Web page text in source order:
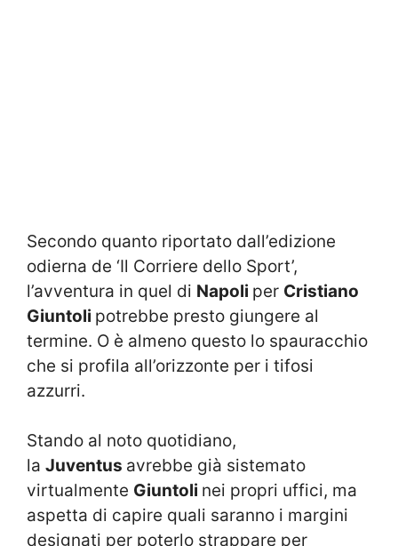
Secondo quanto riportato dall’edizione
odierna de ‘Il Corriere dello Sport’,
l’avventura in quel di Napoli per Cristiano
Giuntoli potrebbe presto giungere al
termine. O è almeno questo lo spauracchio
che si profila all’orizzonte per i tifosi
azzurri.
Stando al noto quotidiano,
la Juventus avrebbe già sistemato
virtualmente Giuntoli nei propri uffici, ma
aspetta di capire quali saranno i margini
designati per poterlo strappare per